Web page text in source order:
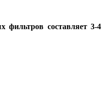
составляет 3-4